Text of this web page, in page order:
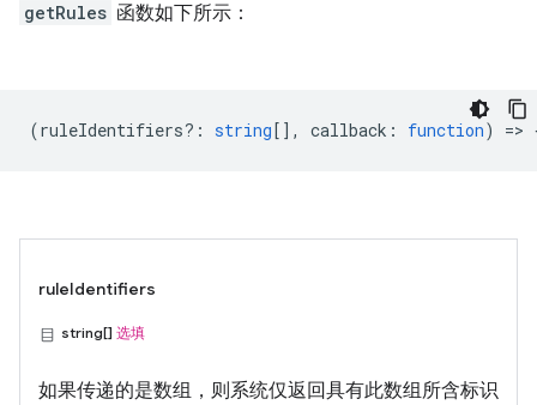
getRules 函数如下所示：
(ruleIdentifiers? : string [], callback : function)
ruleIdentifiers
string[] 选填
如果传递的是数组，则系统仅返回具有此数组所含标识